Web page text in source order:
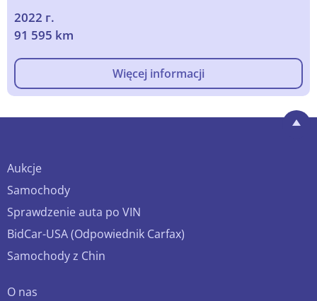
2022 г.
91 595 km
Więcej informacji
Aukcje
Samochody
Sprawdzenie auta po VIN
BidCar-USA (Odpowiednik Carfax)
Samochody z Chin
O nas